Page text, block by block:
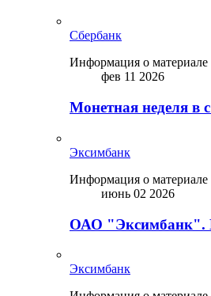
Сбербанк
Информация о материале
фев 11 2026
Монетная неделя в
Эксимбанк
Информация о материале
июнь 02 2026
ОАО "Эксимбанк".
Эксимбанк